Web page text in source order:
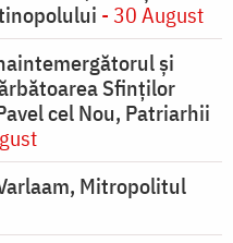
- 30 August
şi
Sfinţilor
cel Nou, Patriarhii
Mitropolitul